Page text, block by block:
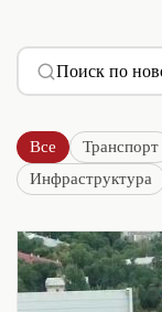
Поиск по
Все Транспорт
Инфраструктура